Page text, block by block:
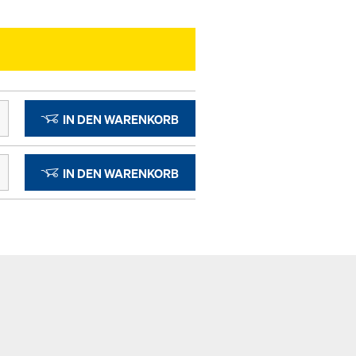
IN DEN WARENKORB
IN DEN WARENKORB